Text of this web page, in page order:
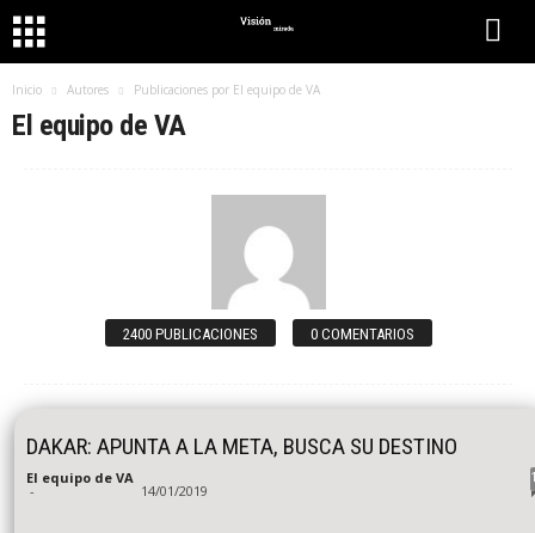
Inicio Autores Publicaciones por El equipo de VA
El equipo de VA
2400 PUBLICACIONES 0 COMENTARIOS
DAKAR: APUNTA A LA META, BUSCA SU DESTINO
El equipo de VA
- 14/01/2019